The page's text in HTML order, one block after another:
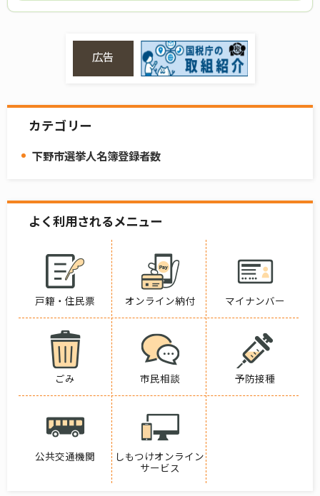
広告
カテゴリー
下野市選挙人名簿登録者数
よく利用されるメニュー
戸籍・住民票 オンライン納付 マイナンバー
ごみ 市民相談 予防接種
公共交通機関
しもつけオンライン
サービス